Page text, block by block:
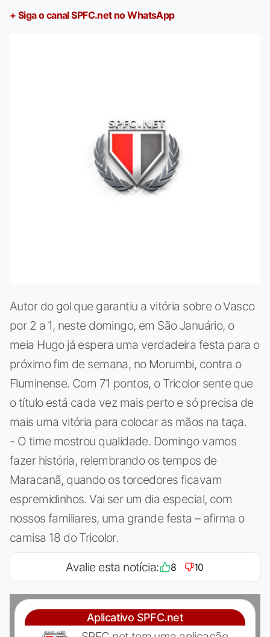
+ Siga o canal SPFC.net no WhatsApp
Autor do gol que garantiu a vitória sobre o Vasco
por 2 a 1, neste domingo, em São Januário, o
meia Hugo já espera uma verdadeira festa para o
próximo fim de semana, no Morumbi, contra o
Fluminense. Com 71 pontos, o Tricolor sente que
o título está cada vez mais perto e só precisa de
mais uma vitória para colocar as mãos na taça.
- O time mostrou qualidade. Domingo vamos
fazer história, relembrando os tempos de
Maracanã, quando os torcedores ficavam
espremidinhos. Vai ser um dia especial, com
nossos familiares, uma grande festa – afirma o
camisa 18 do Tricolor.
Avalie esta notícia: 8 10
Aplicativo SPFC.net